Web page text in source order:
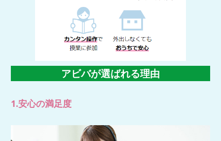
アビバが選ばれる理由
1.安心の満足度